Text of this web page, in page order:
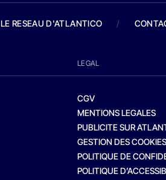
LE RESEAU D'ATLANTICO /
LEGAL
CGV
MENTIONS LEGALES
PUBLICITE SUR
GESTION DES COOKIES
POLITIQUE DE
POLITIQUE